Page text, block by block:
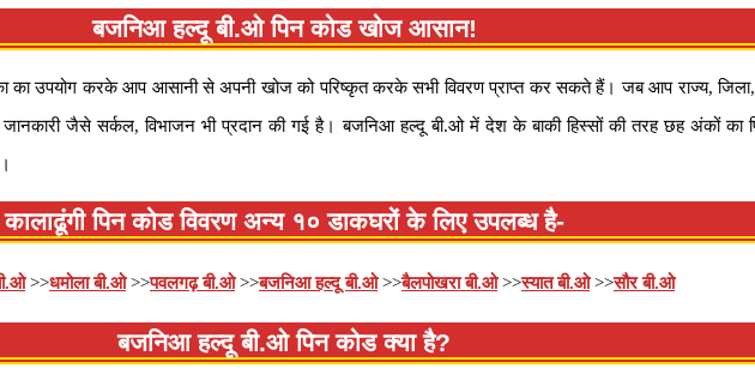
बजनिआ हल्दू बी.ओ पिन कोड खोज आसान!
का उपयोग करके आप आसानी से अपनी खोज को परिष्कृत करके सभी विवरण प्राप्त कर सकते हैं। जब आप राज्य, जिला,
जानकारी जैसे सर्कल, विभाजन भी प्रदान की गई है। बजनिआ हल्दू बी.ओ में देश के बाकी हिस्सों की तरह छह अंकों
कालाढूंगी पिन कोड विवरण अन्य १० डाकघरों के लिए उपलब्ध है-
>>धमोला बी.ओ>>पवलगढ़ बी.ओ>>बजनिआ हल्दू बी.ओ>>बैलपोखरा बी.ओ>>स्यात बी.ओ>>सौर बी.ओ
बजनिआ हल्दू बी.ओ पिन कोड क्या है?